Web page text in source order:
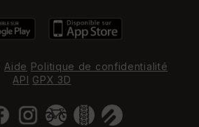
Aide Politique de confidentialité
API GPX 3D